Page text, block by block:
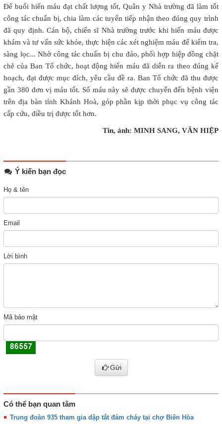
Để buổi hiến máu đạt chất lượng tốt, Quân y Nhà trường đã làm tốt
công tác chuẩn bị, chia làm các tuyến tiếp nhận theo đúng quy trình
đã quy định. Cán bộ, chiến sĩ Nhà trường trước khi hiến máu được
khám và tư vấn sức khỏe, thực hiện các xét nghiệm máu để kiểm tra,
sàng lọc... Nhờ công tác chuẩn bị chu đáo, phối hợp hiệp đồng chặt
chẽ của Ban Tổ chức, hoạt động hiến máu đã diễn ra theo đúng kế
hoạch, đạt được mục đích, yêu cầu đề ra. Ban Tổ chức đã thu được
gần 380 đơn vị máu tốt. Số máu này sẽ được chuyển đến bệnh viện
trên địa bàn tỉnh Khánh Hoà, góp phần kịp thời phục vụ công tác
cấp cứu, điều trị được tốt hơn.
Tin, ảnh: MINH SANG, VĂN HIỆP
Ý kiến bạn đọc
Họ & tên
Email
Lời bình
Mã bảo mật
Gửi
Có thể bạn quan tâm
Trung đoàn 935 tham gia dập tắt đám cháy tại chợ Biên Hòa